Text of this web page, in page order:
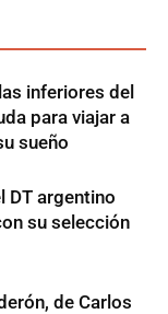
inferiores del
para viajar a
sueño
DT argentino
su selección
de Carlos